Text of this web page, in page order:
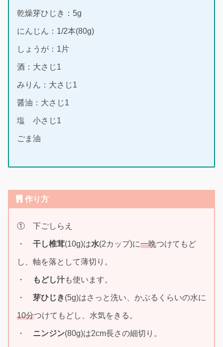
乾燥芽ひじき：5g
にんじん：1/2本(80g)
しょうが：1片
酒：大さじ1
みりん：大さじ1
醤油：大さじ1
塩 小さじ1
ごま油
作り方
① 下ごしらえ
・ 干し椎茸(10g)は水(2カップ)に一晩つけてもど
し、軸を落として薄切り。
・ もどし汁も使います。
・ 芽ひじき(5g)はさっと洗い、かぶるくらいの水に
10分つけてもどし、水気をきる。
・ ニンジン(80g)は2cm長さの細切り。